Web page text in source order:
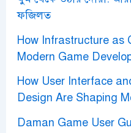
ফজিলত
How Infrastructure as
Modern Game
How User Interface
Design Are Shaping
Daman Game User